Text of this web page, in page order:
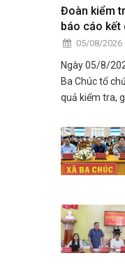
Đoàn kiểm
báo cáo kết
05/08/2026
Ngày 05/8/
Ba Chúc tổ
quả kiểm tra,
ủy xã, chủ trì